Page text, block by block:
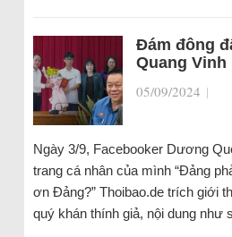
Đám đông
Quang
05/09/2024 |
Ngày 3/9, Facebooker Dương
trang cá nhân của mình “Đảng
ơn Đảng?” Thoibao.de trích giới
quý khán thính giả, nội dung như